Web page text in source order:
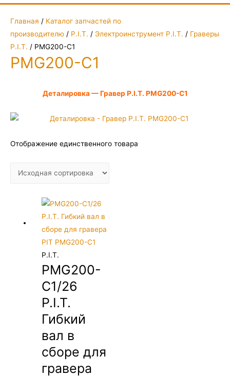
Главная / Каталог запчастей по
производителю / P.I.T. / Электроинструмент P.I.T. / Граверы
P.I.T. / PMG200-C1
PMG200-C1
Деталировка — Гравер P.I.T. PMG200-C1
Отображение единственного товара
P.I.T.
PMG200-
C1/26
P.I.T.
Гибкий
вал в
сборе для
гравера